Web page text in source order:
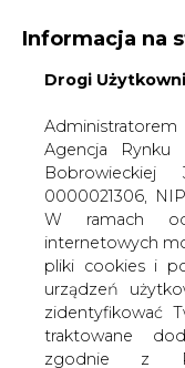
WYDAWCA
WYSOKI
Informacja na
Drogi
Agencja Rynku
0000021306,
W ramach
internetowych
pliki cookies i
urządzeń
zidentyfikować
traktowane
zgodnie z